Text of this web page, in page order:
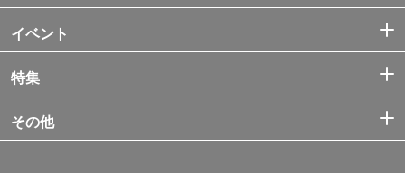
イベント
特集
その他